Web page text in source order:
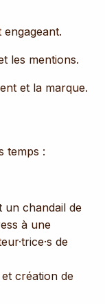
les mentions.
et la marque.
temps :
un chandail de
à une
de
création de